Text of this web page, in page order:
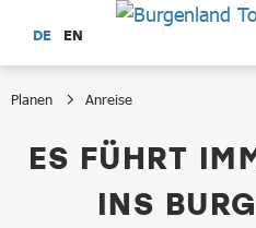
Zum Hauptinhalt springen
DE EN
Planen Anreise
AnreiseES FÜHRT
INS